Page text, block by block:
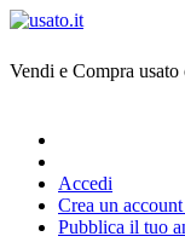
Vendi e Compra
Accedi
Crea un
Pubblica il tuo